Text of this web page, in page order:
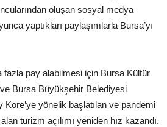
oluşan sosyal medya
yaptıkları paylaşımlarla Bursa’yı
fazla pay alabilmesi için Bursa Kültür
Bursa Büyükşehir Belediyesi
Kore’ye yönelik başlatılan ve pandemi
turizm açılımı yeniden hız kazandı.